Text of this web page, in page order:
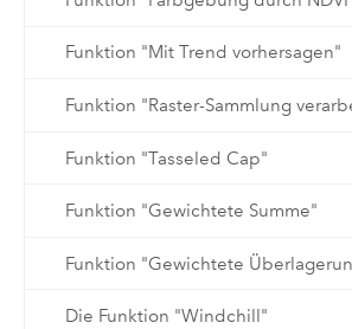
Funktion "Mit Trend vorhersagen"
Funktion "Raster-Sammlung
Funktion "Tasseled Cap"
Funktion "Gewichtete Summe"
Funktion "Gewichtete
Die Funktion "Windchill"